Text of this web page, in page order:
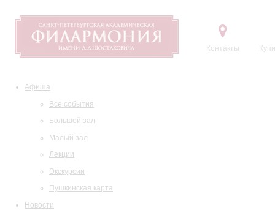
Контакты
Афиша
Все события
Большой зал
Малый зал
Лекции
Экскурсии
Пушкинская карта
Новости